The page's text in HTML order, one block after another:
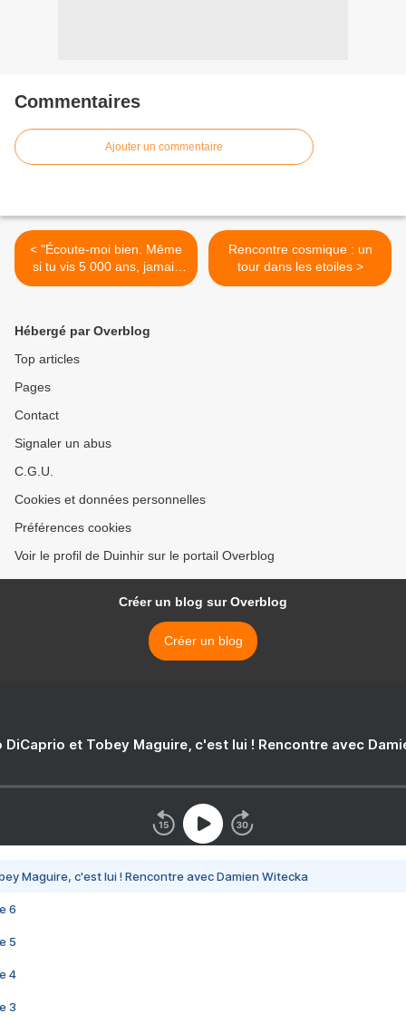
Commentaires
Ajouter un commentaire
< "Écoute-moi bien. Même
si tu vis 5 000 ans, jamais
tu ne rencontreras un gars
Rencontre cosmique : un
tour dans les etoiles >
Hébergé par Overblog
Top articles
Pages
Contact
Signaler un abus
C.G.U.
Cookies et données personnelles
Préférences cookies
Voir le profil de Duinhir sur le portail Overblog
Créer un blog sur Overblog
Créer un blog
DiCaprio et Tobey Maguire, c'est lui ! Rencontre avec
Maguire, c'est lui ! Rencontre avec Damien Witecka
6
5
4
3